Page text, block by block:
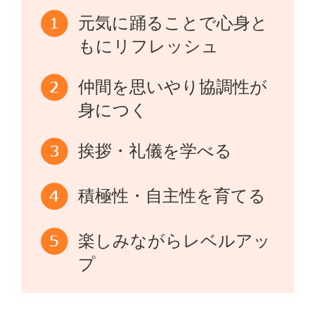
元気に踊ることで心身と
もにリフレッシュ
仲間を思いやり協調性が
身につく
挨拶・礼儀を学べる
積極性・自主性を育てる
楽しみながらレベルアッ
プ